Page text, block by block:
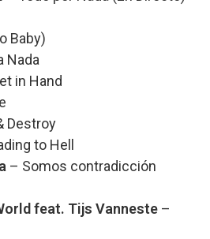
Baby)
Nada
in Hand
Destroy
to Hell
– Somos contradicción
feat. Tijs Vanneste –